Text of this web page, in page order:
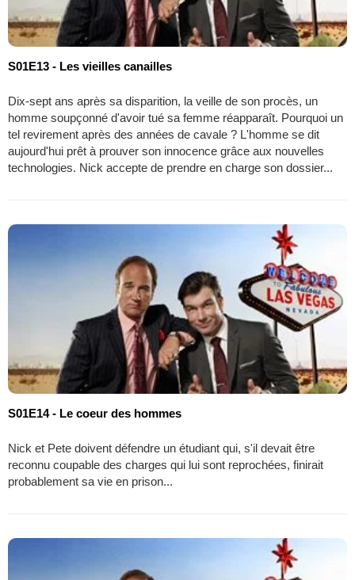
S01E13 - Les vieilles canailles
Dix-sept ans après sa disparition, la veille de son procès, un
homme soupçonné d'avoir tué sa femme réapparaît. Pourquoi un
tel revirement après des années de cavale ? L'homme se dit
aujourd'hui prêt à prouver son innocence grâce aux nouvelles
technologies. Nick accepte de prendre en charge son dossier...
S01E14 - Le coeur des hommes
Nick et Pete doivent défendre un étudiant qui, s'il devait être
reconnu coupable des charges qui lui sont reprochées, finirait
probablement sa vie en prison...